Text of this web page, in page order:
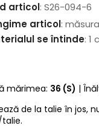
articol: S26-094-6
articol:
se întinde: 1
mărimea: 36 (S) |
de la talie în jos,